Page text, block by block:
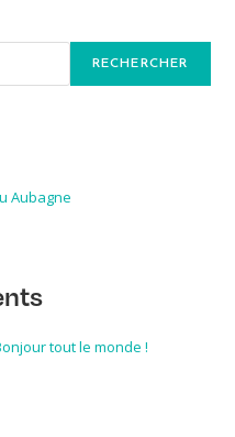
RECHERCHER
Aubagne
tout le monde !